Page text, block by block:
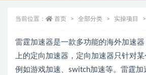
当前位置： 首页 全部分类 实操项目
雷霆加速器是一款多功能的海外加速
上的定向加速器，定向加速器只针对某
例如游戏加速、switch加速等。雷霆加